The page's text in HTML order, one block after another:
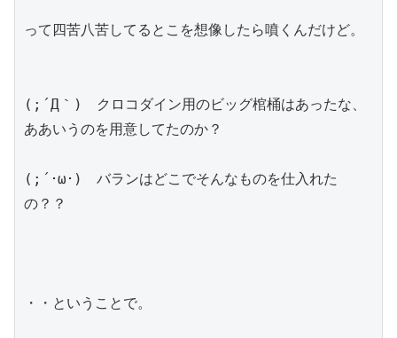
って四苦八苦してるとこを想像したら噴くんだけど。
(;´Д｀)　クロコダイン用のビッグ棺桶はあったな、
ああいうのを用意してたのか？
(;´･ω･)　バランはどこでそんなものを仕入れた
の？？
・・ということで。